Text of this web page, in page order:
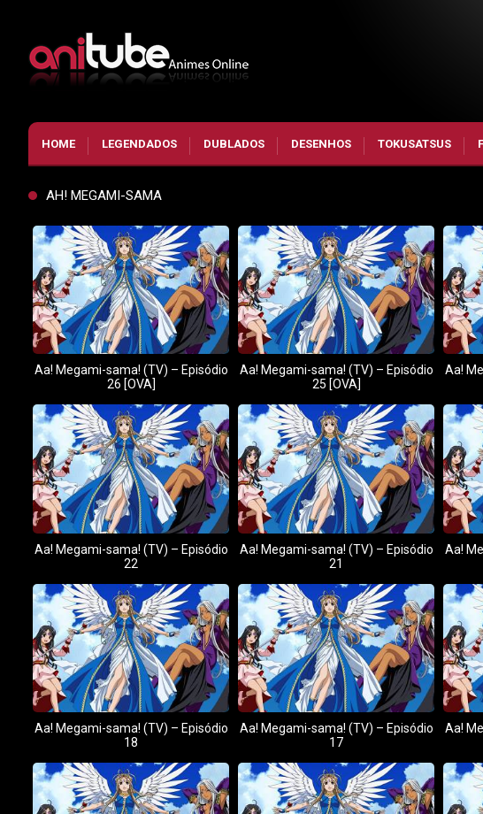
HOME LEGENDADOS DUBLADOS DESENHOS TOKUSATSUS
AH! MEGAMI-SAMA
Aa! Megami-sama! (TV) – Episódio
26 [OVA]
Aa! Megami-sama! (TV) – Episódio
25 [OVA]
Aa!
Aa! Megami-sama! (TV) – Episódio
22
Aa! Megami-sama! (TV) – Episódio
21
Aa!
Aa! Megami-sama! (TV) – Episódio
18
Aa! Megami-sama! (TV) – Episódio
17
Aa!